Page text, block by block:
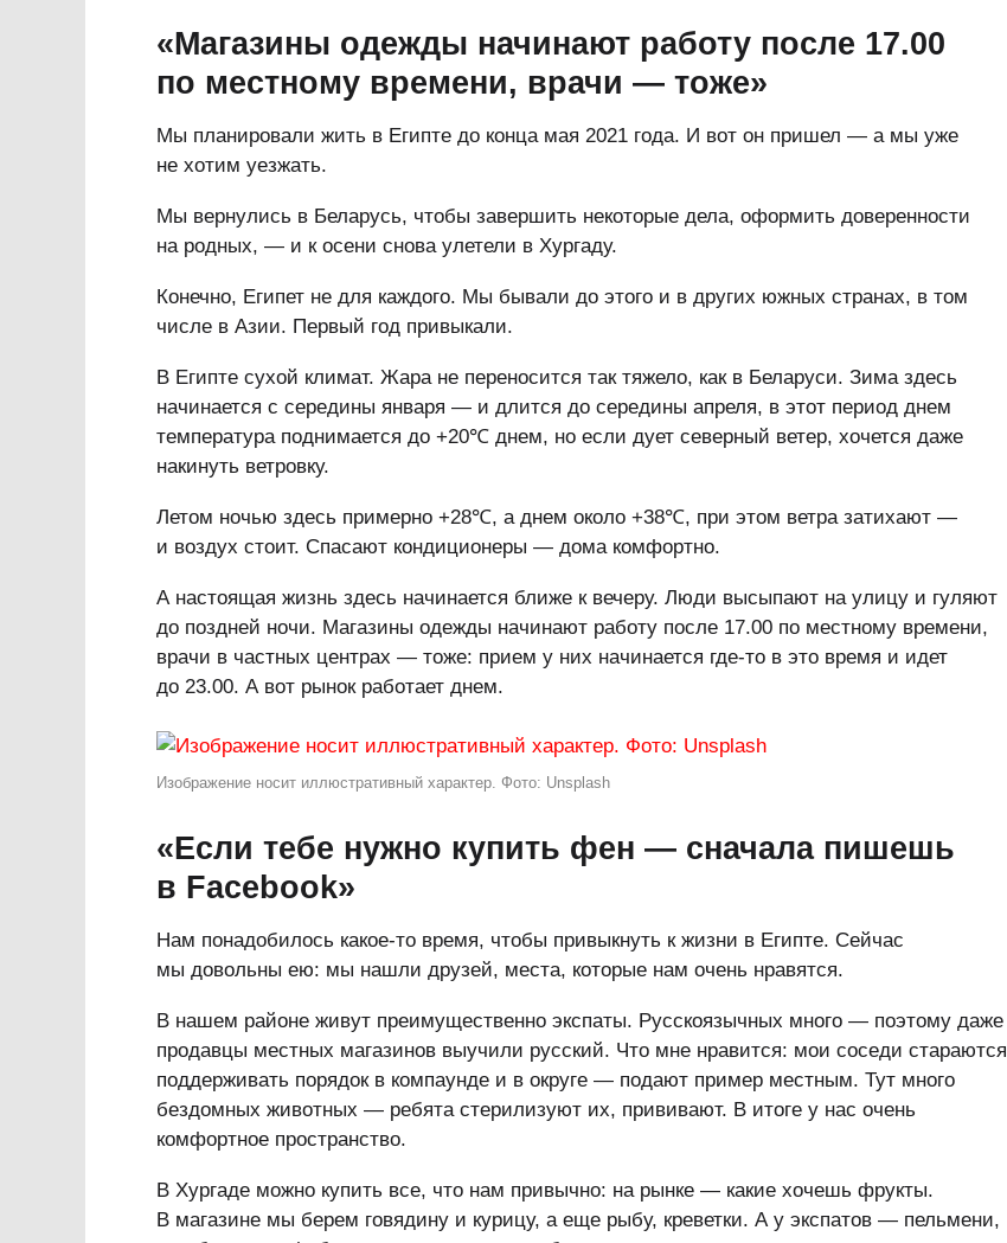
«Магазины одежды начинают работу после 17.00
по местному времени, врачи — тоже»
Мы планировали жить в Египте до конца мая 2021 года. И вот он пришел — а мы уже
не хотим уезжать.
Мы вернулись в Беларусь, чтобы завершить некоторые дела, оформить доверенности
на родных, — и к осени снова улетели в Хургаду.
Конечно, Египет не для каждого. Мы бывали до этого и в других южных странах, в том
числе в Азии. Первый год привыкали.
В Египте сухой климат. Жара не переносится так тяжело, как в Беларуси. Зима здесь
начинается с середины января — и длится до середины апреля, в этот период днем
температура поднимается до +20℃ днем, но если дует северный ветер, хочется даже
накинуть ветровку.
Летом ночью здесь примерно +28℃, а днем около +38℃, при этом ветра затихают —
и воздух стоит. Спасают кондиционеры — дома комфортно.
А настоящая жизнь здесь начинается ближе к вечеру. Люди высыпают на улицу и гуляют
до поздней ночи. Магазины одежды начинают работу после 17.00 по местному времени,
врачи в частных центрах — тоже: прием у них начинается где-то в это время и идет
до 23.00. А вот рынок работает днем.
Изображение носит иллюстративный характер. Фото: Unsplash
«Если тебе нужно купить фен — сначала пишешь
в Facebook»
Нам понадобилось какое-то время, чтобы привыкнуть к жизни в Египте. Сейчас
мы довольны ею: мы нашли друзей, места, которые нам очень нравятся.
В нашем районе живут преимущественно экспаты. Русскоязычных много — поэтому даже
продавцы местных магазинов выучили русский. Что мне нравится: мои соседи стараются
поддерживать порядок в компаунде и в округе — подают пример местным. Тут много
бездомных животных — ребята стерилизуют их, прививают. В итоге у нас очень
комфортное пространство.
В Хургаде можно купить все, что нам привычно: на рынке — какие хочешь фрукты.
В магазине мы берем говядину и курицу, а еще рыбу, креветки. А у экспатов — пельмени,